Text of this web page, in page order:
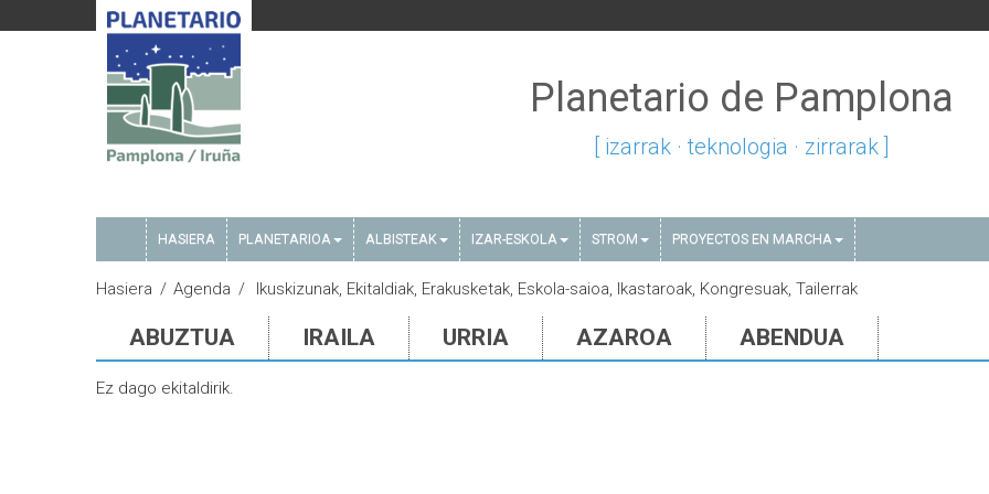
Planetario de Pamplona
[ izarrak · teknologia · zirrarak ]
HASIERA PLANETARIOA ALBISTEAK IZAR-ESKOLA STROM PROYECTOS EN MARCHA
Hasiera Agenda Ikuskizunak, Ekitaldiak, Erakusketak, Eskola-saioa, Ikastaroak, Kongresuak, Tailerrak
ABUZTUA IRAILA URRIA AZAROA ABENDUA
Ez dago ekitaldirik.